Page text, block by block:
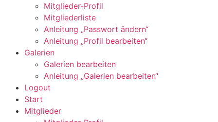
Mitglieder-Profil
Mitgliederliste
Anleitung „Passwort ändern“
Anleitung „Profil bearbeiten“
Galerien
Galerien bearbeiten
Anleitung „Galerien bearbeiten“
Logout
Start
Mitglieder